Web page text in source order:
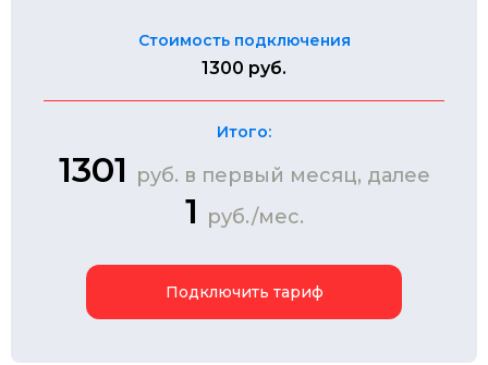
Стоимость подключения
1300 руб.
Итого:
1301 руб. в первый месяц, далее
1 руб./мес.
Подключить тариф